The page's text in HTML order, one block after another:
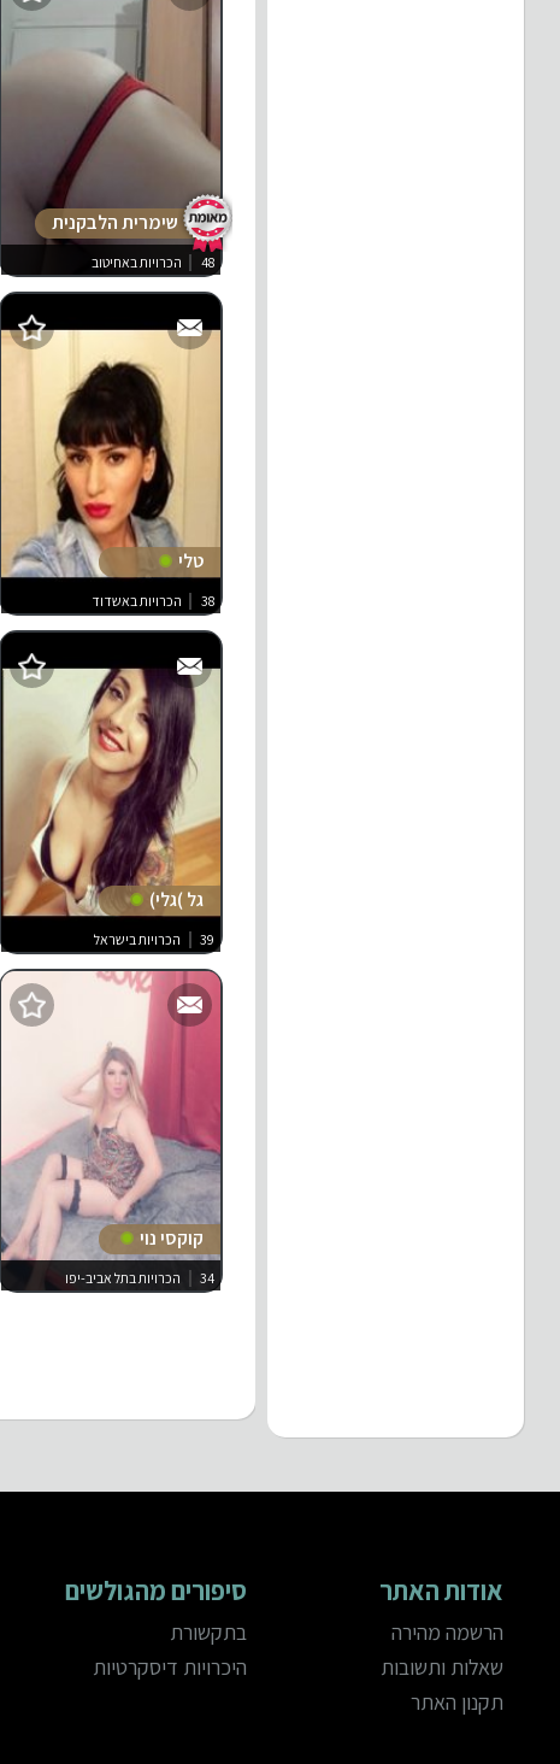
שימרית הלבקנית
48 הכרויות באחיטוב
טלי
38 הכרויות באשדוד
גל )גלי)
39 הכרויות בישראל
קוקסי נוי
34 הכרויות בתל אביב-יפו
אודות האתר
הרשמה מהירה
שאלות ותשובות
תקנון האתר
סיפורים מהגולשים
בתקשורת
היכרויות דיסקרטיות